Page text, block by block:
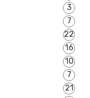
3
7
22
16
10
7
21